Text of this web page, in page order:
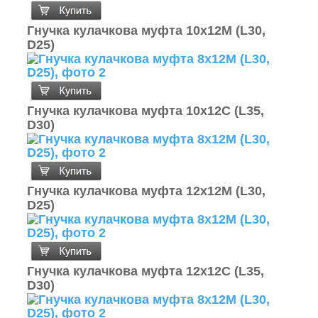
Гнучка кулачкова муфта 10х12М (L30,
D25)
Гнучка кулачкова муфта 10х12С (L35,
D30)
Гнучка кулачкова муфта 12х12М (L30,
D25)
Гнучка кулачкова муфта 12х12С (L35,
D30)